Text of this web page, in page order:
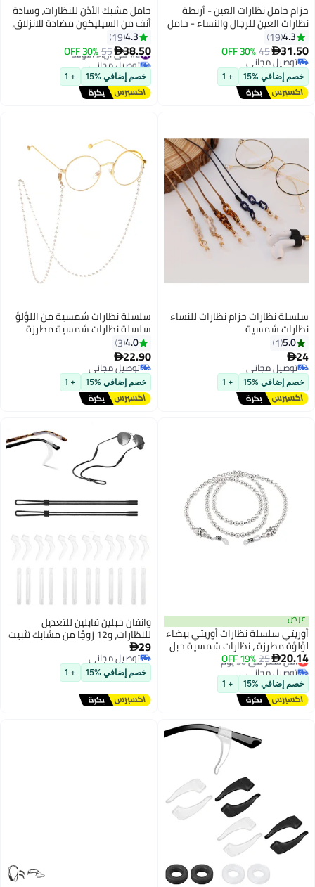
نظارات العين - أربطة
للرجال والنساء - حامل
الرقبة - حامل سلسلة
الشمسية
45
30% OFF
%15
+ 1
حامل مشبك الأذن للنظارات، وسادة
أنف من السيليكون مضادة للانزلاق،
حامل طرف معبد النظارات، حامل
الأكمام الموسع للبالغين والأطفال،
55
30% OFF
توصيل مجاني
خصم إضافي %15 + 1
حزام نظارات للنساء
%15
+ 1
سلسلة نظارات شمسية من اللؤلؤ
سلسلة نظارات شمسية مطرزة
بالخرز حبل حافظة نظارات شمسية
توصيل مجاني
توصيل مجاني
خصم إضافي %15 + 1
نظارات أوريتي بيضاء
، نظارات شمسية حبل
حزام
25
19% OFF
30 يوم
30 يوم
%15
+ 1
وانفان حبلين قابلين للتعديل
للنظارات، و12 زوجًا من مشابك تثبيت
الأذن لحمل النظارات، وحزام للنظارات
الشمسية، ومثبت للنظارات الرياضية.
29
توصيل مجاني
توصيل مجاني
خصم إضافي %15 + 1